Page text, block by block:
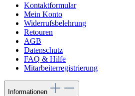
Kontaktformular
Mein Konto
Widerrufsbelehrung
Retouren
AGB
Datenschutz
FAQ & Hilfe
Mitarbeiterregistrierung
Informationen